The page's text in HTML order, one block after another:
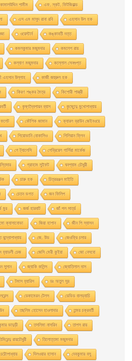
শামীম এফ. স্কট. ফিটজিরাল্ড
এস এম মাসুদ রানা রবি এহসান উল হক
ওয়েস্টার্ন কঙ্কাবতী দত্ত
কমলকুমার মজুমদার কমলেশ রায়
কল্যাণ মজুমদার কল্লোল সেনগুপ্ত
এহসান উল্লাহ কাজী জহুরুল হক
কিরণ শঙ্কর মৈত্র কিশোরী শাস্ত্রী
কৃষ্ণদ্বৈপায়ন ব্যাস কৃষ্ণেন্দু মুখােপাধ্যায়
কৌশিক জামান ক্যারল ব্রাউন জেইনওয়ে
গিয়ােভানি বােকাসিও গিলিয়ান ফ্লিন
গে ট্যালেসি গেব্রিয়েল গার্সিয়া মার্কেজ
গ্রাহাম সুইফট ঘনশ্যাম চৌধুরী
চারু হক চিত্ররঞ্জন মাইতি
চেতন ভগত জন ফিলিপ
মুর জর্জ হারবাট জাঁ পল সার্ত্র
ক্যাসানােভা জিয়া হাশান জীন পি স্যাসন
জে. উড জেওফ্রি চসার
হ্যাডলী চেজ জেসি মেরী কুইয়া জো নেসবো
সুসান জ্যাকি কলিন্স জ্যোতিলাল দাস
টমাস হ্যারিস ডঃ অতুল সুর
ডেকামেরন টেলস ডেভিড বালড্যাচি
তছলিম হোসেন হাওলাদার তন্ময় চক্রবর্তী
ভাদুড়ী তসলিমা নাসরিন তাপস রায়
রায়চৌধুরী তিলোত্তমা মজুমদার
দিলওয়ার হাসান দেবকুমার বসু